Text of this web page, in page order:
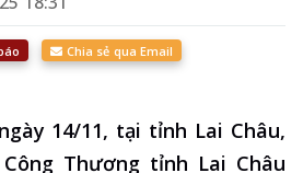
Chia sẻ qua Email
14/11, tại tỉnh Lai Châu,
Thương tỉnh Lai Châu